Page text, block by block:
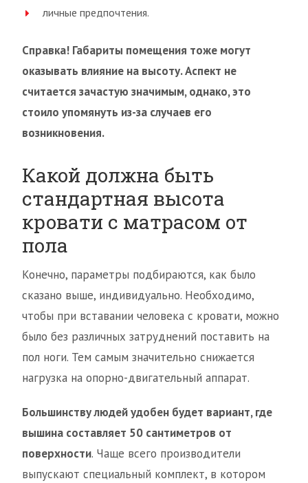
личные предпочтения.
Справка! Габариты помещения тоже могут
оказывать влияние на высоту. Аспект не
считается зачастую значимым, однако, это
стоило упомянуть из-за случаев его
возникновения.
Какой должна быть
стандартная высота
кровати с матрасом от
пола
Конечно, параметры подбираются, как было
сказано выше, индивидуально. Необходимо,
чтобы при вставании человека с кровати, можно
было без различных затруднений поставить на
пол ноги. Тем самым значительно снижается
нагрузка на опорно-двигательный аппарат.
Большинству людей удобен будет вариант, где
вышина составляет 50 сантиметров от
поверхности. Чаще всего производители
выпускают специальный комплект, в котором